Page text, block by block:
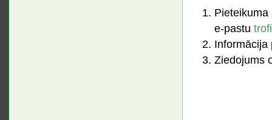
e-pastu
Informācija
Ziedojums